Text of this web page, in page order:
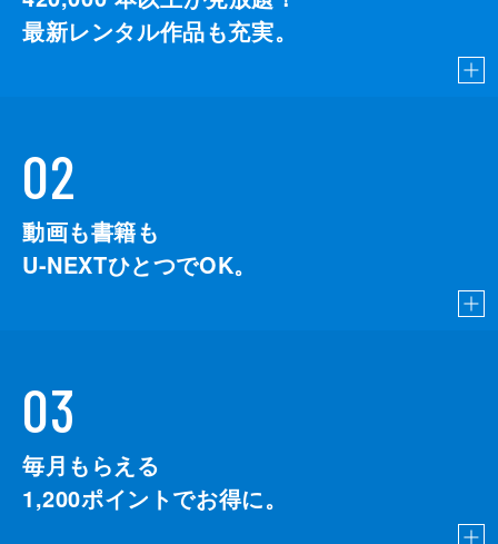
最新レンタル作品も充実。
02
動画も書籍も
U-NEXTひとつでOK。
03
毎月もらえる
1,200ポイントでお得に。